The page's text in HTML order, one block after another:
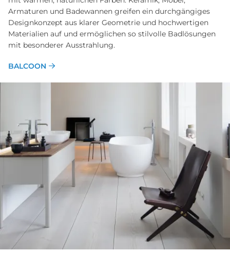
Armaturen und Badewannen greifen ein durchgängiges
Designkonzept aus klarer Geometrie und hochwertigen
Materialien auf und ermöglichen so stilvolle Badlösungen
mit besonderer Ausstrahlung.
BALCOON